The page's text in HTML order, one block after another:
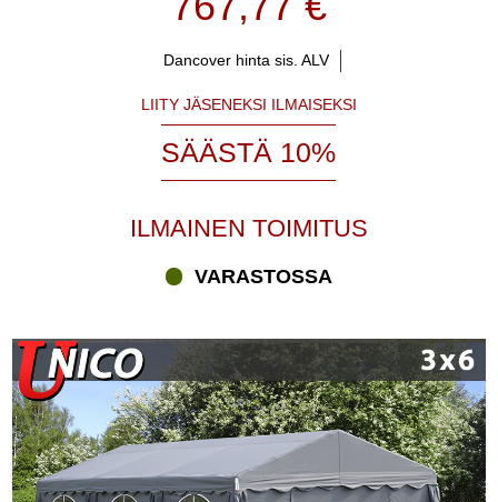
Dancover hinta sis. ALV
LIITY JÄSENEKSI ILMAISEKSI
SÄÄSTÄ 10%
ILMAINEN TOIMITUS
VARASTOSSA